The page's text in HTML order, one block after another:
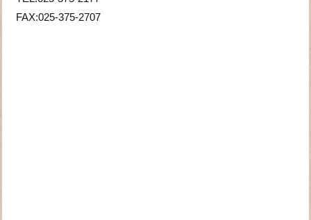
FAX:025-375-2707